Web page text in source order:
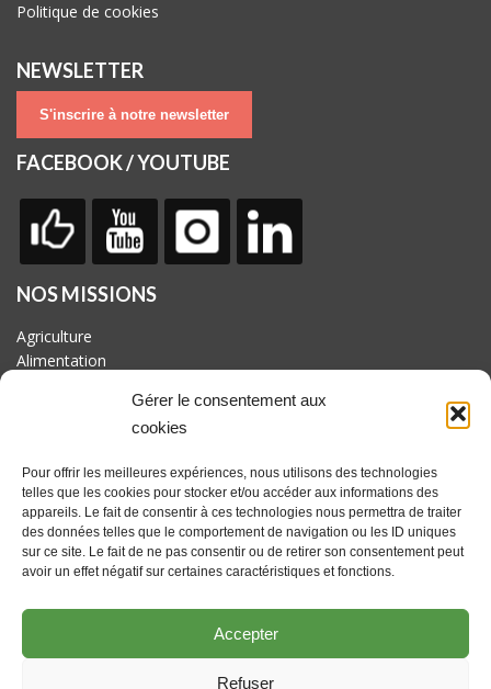
Gérer le consentement aux
cookies
Pour offrir les meilleures expériences, nous utilisons des technologies
telles que les cookies pour stocker et/ou accéder aux informations des
appareils. Le fait de consentir à ces technologies nous permettra de traiter
des données telles que le comportement de navigation ou les ID uniques
sur ce site. Le fait de ne pas consentir ou de retirer son consentement peut
avoir un effet négatif sur certaines caractéristiques et fonctions.
Accepter
Refuser
Politique de cookies
NEWSLETTER
S'inscrire à notre newsletter
FACEBOOK / YOUTUBE
NOS MISSIONS
Agriculture
Alimentation
Mobilité
AVEC LE SOUTIEN DE
Fonds européen pour le développement rural : l'Europe investit
dans les zones rurales. Actions coordonnées par le GAL
Brabant wallon et des communes de Beauvechain, Hélécine,
Incourt, Jodoigne, Orp-jauche, Perwez et Ramillies